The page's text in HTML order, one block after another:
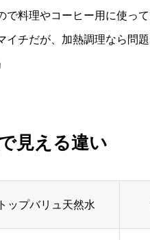
で料理やコーヒー用に使って
イチだが、加熱調理なら問題
見える違い
トップバリュ天然水